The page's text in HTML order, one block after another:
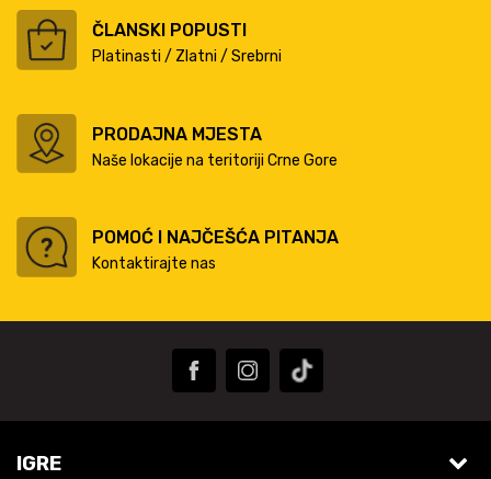
ČLANSKI POPUSTI
Platinasti / Zlatni / Srebrni
PRODAJNA MJESTA
Naše lokacije na teritoriji Crne Gore
POMOĆ I NAJČEŠĆA PITANJA
Kontaktirajte nas
IGRE